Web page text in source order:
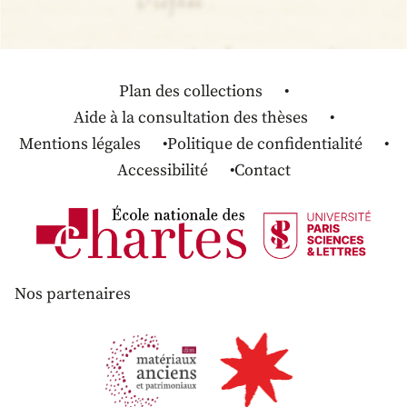
Plan des collections
Aide à la consultation des thèses
Mentions légales
Politique de confidentialité
Accessibilité
Contact
Nos partenaires